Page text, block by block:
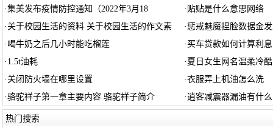
·集美发布疫情防控通知（2022年3月18 · 贴贴是什么意思网络
· 关于校园生活的资料 关于校园生活的作文素 ·惩戒魅魔捏脸数据金
· 喝牛奶之后几小时能吃榴莲 · 买车贷款如何计算利息
· 1.5t油耗 · 夏日女生网名温柔冷
· 关闭防火墙在哪里设置 ·衣服弄上机油怎么洗
·骆驼祥子第一章主要内容 骆驼祥子简介 ·逍客减震器漏油有什
热门搜索